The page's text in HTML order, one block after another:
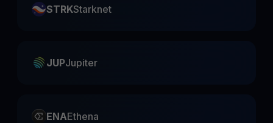
STRKStarknet
JUPJupiter
ENAEthena